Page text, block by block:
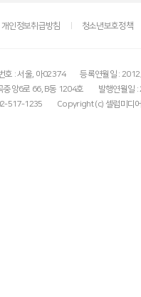
개인정보취급방침 청소년보호정책
호 : 서울, 아02374 등록연월일 :
중앙6로 66, B동 1204호
발행연월일
517-1235 Copyright (c) 셀럽미디